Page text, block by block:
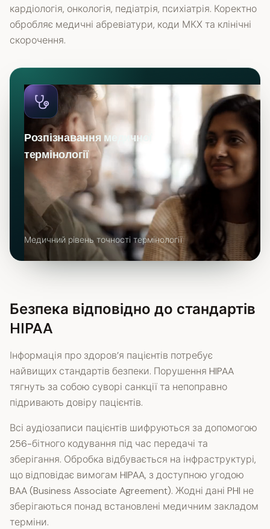
кардіологія, онкологія, педіатрія, психіатрія. Коректно
обробляє медичні абревіатури, коди МКХ та клінічні
скорочення.
Розпізнавання медичної
термінології
Медичний рівень точності термінології
Безпека відповідно до стандартів
HIPAA
Інформація про здоров’я пацієнтів потребує
найвищих стандартів безпеки. Порушення HIPAA
тягнуть за собою суворі санкції та непоправно
підривають довіру пацієнтів.
Всі аудіозаписи пацієнтів шифруються за допомогою
256-бітного кодування під час передачі та
зберігання. Обробка відбувається на інфраструктурі,
що відповідає вимогам HIPAA, з доступною угодою
BAA (Business Associate Agreement). Жодні дані PHI не
зберігаються понад встановлені медичним закладом
терміни.